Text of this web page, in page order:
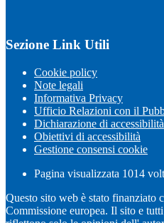
Sezione Link Utili
Cookie policy
Note legali
Informativa Privacy
Ufficio Relazioni con il
Dichiarazione di accessibilità
Obiettivi di accessibilità
Gestione consensi cookie
Pagina visualizzata 1014
Questo sito web è stato finanziato
Commissione europea. Il sito e